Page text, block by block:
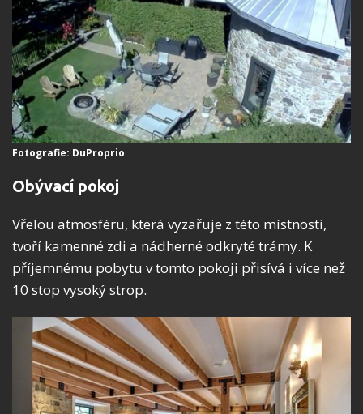
Fotografie: DuProprio
Obývací pokoj
Vřelou atmosféru, která vyzařuje z této místnosti,
tvoří kamenné zdi a nádherné odkryté trámy. K
příjemnému pobytu v tomto pokoji přisívá i více než
10 stop vysoký strop.